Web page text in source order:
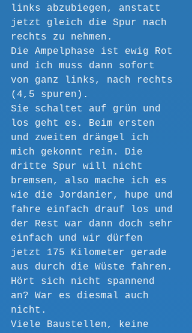
links abzubiegen, anstatt
jetzt gleich die Spur nach
rechts zu nehmen.
Die Ampelphase ist ewig Rot
und ich muss dann sofort
von ganz links, nach rechts
(4,5 spuren).
Sie schaltet auf grün und
los geht es. Beim ersten
und zweiten drängel ich
mich gekonnt rein. Die
dritte Spur will nicht
bremsen, also mache ich es
wie die Jordanier, hupe und
fahre einfach drauf los und
der Rest war dann doch sehr
einfach und wir dürfen
jetzt 175 Kilometer gerade
aus durch die Wüste fahren.
Hört sich nicht spannend
an? War es diesmal auch
nicht.
Viele Baustellen, keine